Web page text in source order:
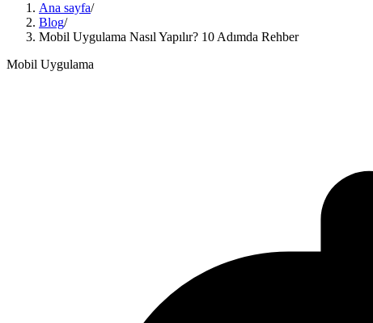
Ana sayfa/
Blog/
Mobil Uygulama Nasıl Yapılır? 10 Adımda Rehber
Mobil Uygulama